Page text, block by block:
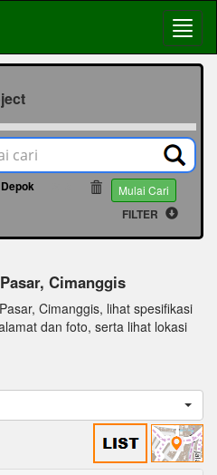
Depok Mulai Cari
FILTER
Cimanggis
Cimanggis, lihat spesifikasi
dan foto, serta lihat lokasi